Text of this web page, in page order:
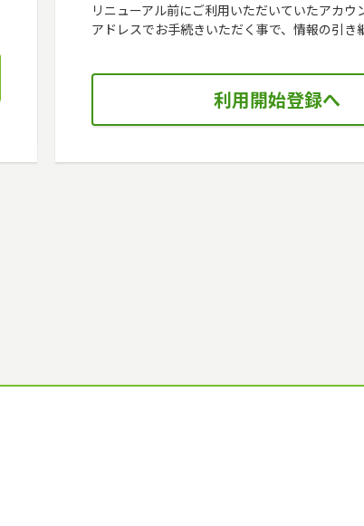
リニューアル前にご利用いただいていたアカウ
アドレスでお手続きいただく事で、情報の引き